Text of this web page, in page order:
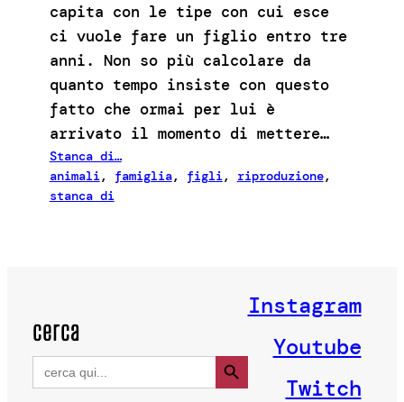
capita con le tipe con cui esce
ci vuole fare un figlio entro tre
anni. Non so più calcolare da
quanto tempo insiste con questo
fatto che ormai per lui è
arrivato il momento di mettere…
Stanca di…
animali, famiglia, figli, riproduzione
stanca di
cerca
Search
for:
Search Button
Instagram
Youtube
Twitch